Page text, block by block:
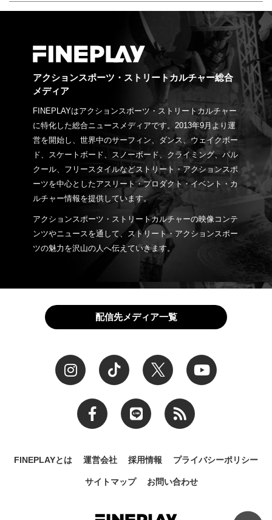
アクションスポーツ・ストリートカルチャー総合
メディア
FINEPLAYはアクションスポーツ・ストリートカルチャー
に特化した総合ニュースメディアです。2013年9月より運
営を開始し、世界中のサーフィン、ダンス、ウェイクボー
ド、スケートボード、スノーボード、クライミング、パル
クール、フリースタイルなどストリート・アクションスポ
ーツを中心としたアスリート・プロダクト・イベント・カ
ルチャー情報を提供しています。
アクションスポーツ・ストリートカルチャーの映像コンテ
ンツやニュースを通して、ストリート・アクションスポー
ツの魅力を沢山の人へ伝えていきます。
配信先メディア一覧
FINEPLAYとは 運営会社 採用情報 プライバシーポリシー
サイトマップ お問い合わせ